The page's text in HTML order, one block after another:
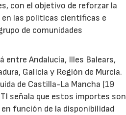
con el objetivo de reforzar la
las políticas científicas e
de comunidades
entre Andalucía, Illes Balears,
Galicia y Región de Murcia.
de Castilla-La Mancha (19
señala que estos importes son
función de la disponibilidad